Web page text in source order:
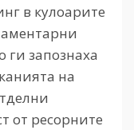
в кулоарите
ги запознаха
на
от ресорните